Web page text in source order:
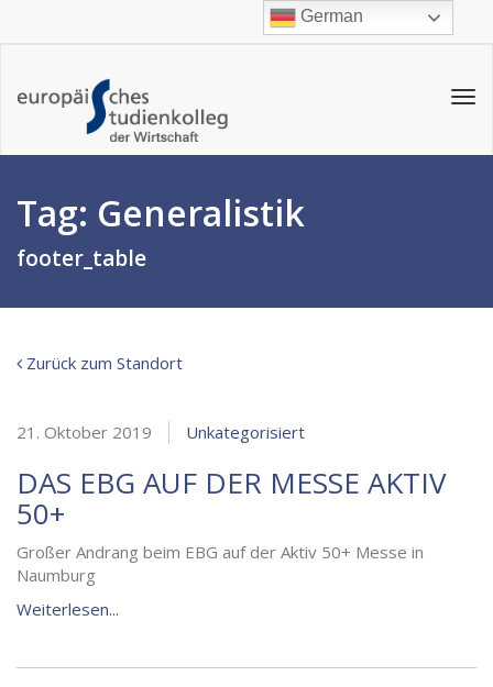
Tag: Generalistik
footer_table
Zurück zum Standort
21. Oktober 2019 Unkategorisiert
DAS EBG AUF DER MESSE AKTIV
50+
Großer Andrang beim EBG auf der Aktiv 50+ Messe in
Naumburg
Weiterlesen...
German